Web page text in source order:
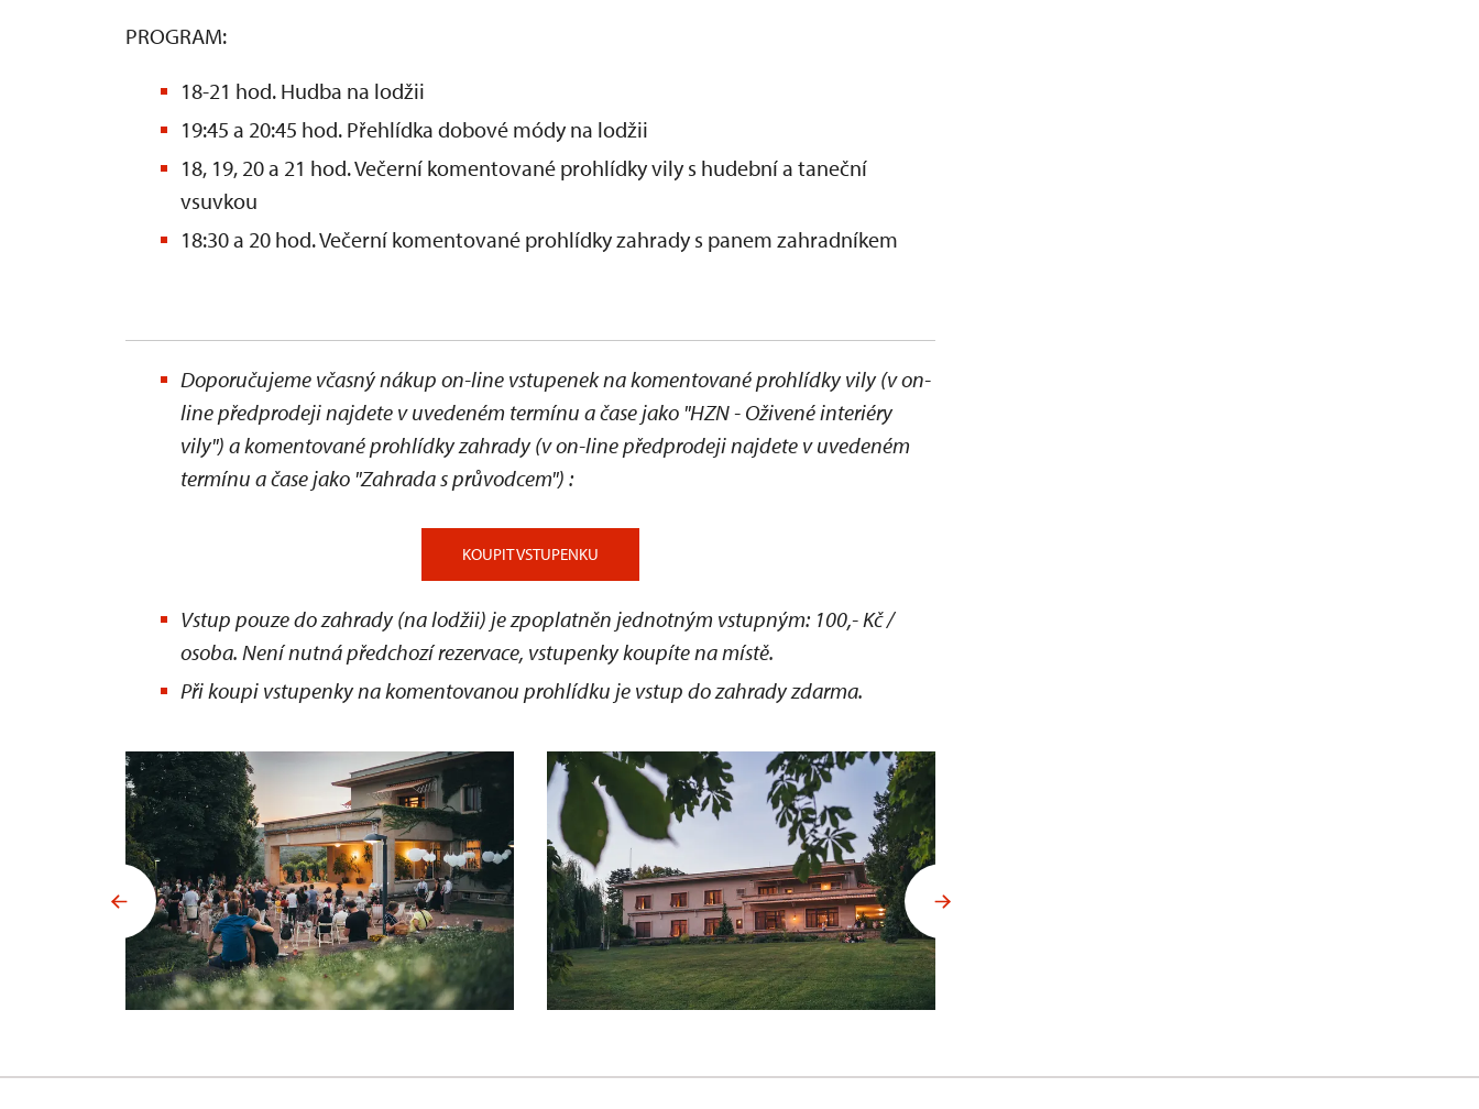
PROGRAM:
18-21 hod. Hudba na lodžii
19:45 a 20:45 hod. Přehlídka dobové módy na lodžii
18, 19, 20 a 21 hod. Večerní komentované prohlídky vily s hudební a taneční
vsuvkou
18:30 a 20 hod. Večerní komentované prohlídky zahrady s panem zahradníkem
Doporučujeme včasný nákup on-line vstupenek na komentované prohlídky vily (v on-
line předprodeji najdete v uvedeném termínu a čase jako "HZN - Oživené interiéry
vily") a komentované prohlídky zahrady(v on-line předprodeji najdete v uvedeném
termínu a čase jako "Zahrada s průvodcem") :
KOUPIT VSTUPENKU
Vstup pouze do zahrady (na lodžii) je zpoplatněn jednotným vstupným: 100,- Kč /
osoba. Není nutná předchozí rezervace, vstupenky koupíte na místě.
Při koupi vstupenky na komentovanou prohlídku je vstup do zahrady zdarma.